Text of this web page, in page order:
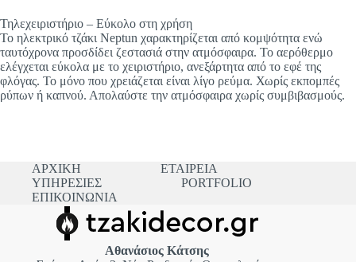
Τηλεχειριστήριο – Εύκολο στη χρήση
Το ηλεκτρικό τζάκι Neptun χαρακτηρίζεται από κομψότητα ενώ
ταυτόχρονα προσδίδει ζεστασιά στην ατμόσφαιρα. Το αερόθερμο
ελέγχεται εύκολα με το χειριστήριο, ανεξάρτητα από το εφέ της
φλόγας. Το μόνο που χρειάζεται είναι λίγο ρεύμα. Χωρίς εκπομπές
ρύπων ή καπνού. Απολαύστε την ατμόσφαιρα χωρίς συμβιβασμούς.
ΑΡΧΙΚΗ
ΕΤΑΙΡΕΙΑ
ΥΠΗΡΕΣΙΕΣ
PORTFOLIO
ΕΠΙΚΟΙΝΩΝΙΑ
Αθανάσιος Κάτσης